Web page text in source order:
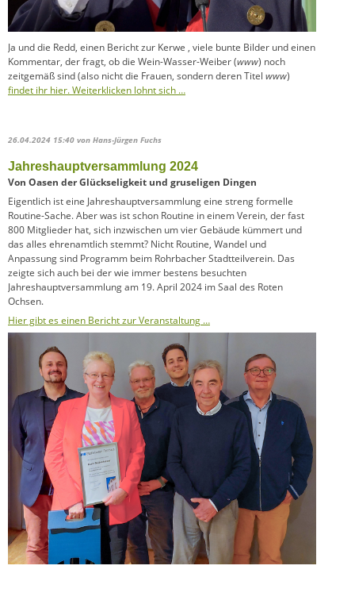
Ja und die Redd, einen Bericht zur Kerwe , viele bunte Bilder und einen
Kommentar, der fragt, ob die Wein-Wasser-Weiber (www) noch
zeitgemäß sind (also nicht die Frauen, sondern deren Titel www)
findet ihr hier. Weiterklicken lohnt sich …
26.04.2024 15:40 von Hans-Jürgen Fuchs
Jahreshauptversammlung 2024
Von Oasen der Glückseligkeit und gruseligen Dingen
Eigentlich ist eine Jahreshauptversammlung eine streng formelle
Routine-Sache. Aber was ist schon Routine in einem Verein, der fast
800 Mitglieder hat, sich inzwischen um vier Gebäude kümmert und
das alles ehrenamtlich stemmt? Nicht Routine, Wandel und
Anpassung sind Programm beim Rohrbacher Stadtteilverein. Das
zeigte sich auch bei der wie immer bestens besuchten
Jahreshauptversammlung am 19. April 2024 im Saal des Roten
Ochsen.
Hier gibt es einen Bericht zur Veranstaltung …